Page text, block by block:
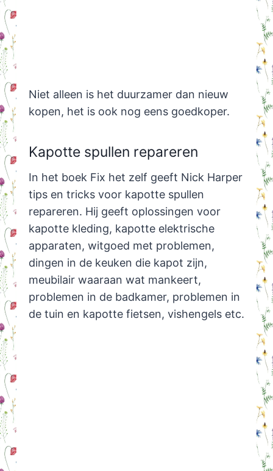
Niet alleen is het duurzamer dan nieuw
kopen, het is ook nog eens goedkoper.
Kapotte spullen repareren
In het boek Fix het zelf geeft Nick Harper
tips en tricks voor kapotte spullen
repareren. Hij geeft oplossingen voor
kapotte kleding, kapotte elektrische
apparaten, witgoed met problemen,
dingen in de keuken die kapot zijn,
meubilair waaraan wat mankeert,
problemen in de badkamer, problemen in
de tuin en kapotte fietsen, vishengels etc.